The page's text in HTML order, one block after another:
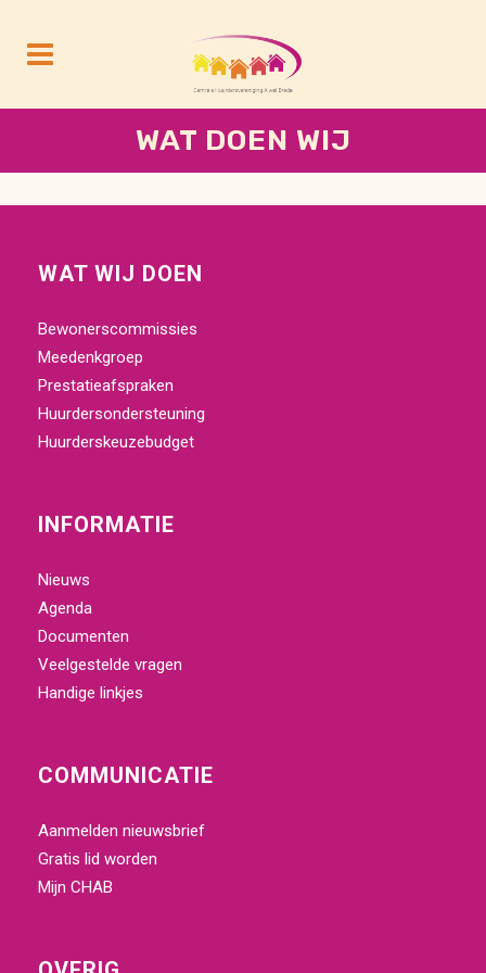
WAT DOEN WIJ
WAT WIJ DOEN
Bewonerscommissies
Meedenkgroep
Prestatieafspraken
Huurdersondersteuning
Huurderskeuzebudget
INFORMATIE
Nieuws
Agenda
Documenten
Veelgestelde vragen
Handige linkjes
COMMUNICATIE
Aanmelden nieuwsbrief
Gratis lid worden
Mijn CHAB